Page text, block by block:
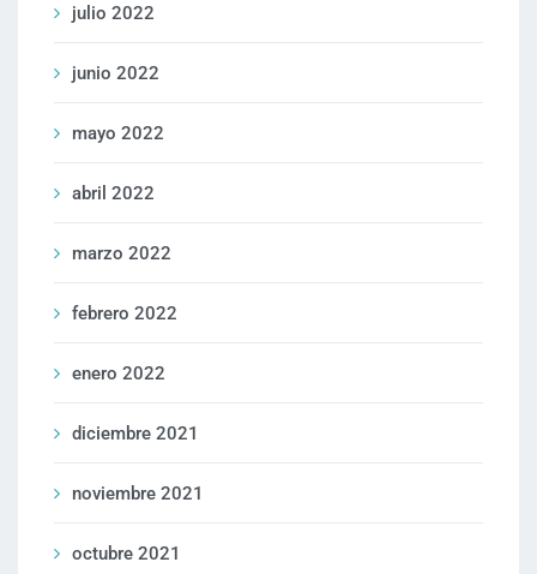
julio 2022
junio 2022
mayo 2022
abril 2022
marzo 2022
febrero 2022
enero 2022
diciembre 2021
noviembre 2021
octubre 2021